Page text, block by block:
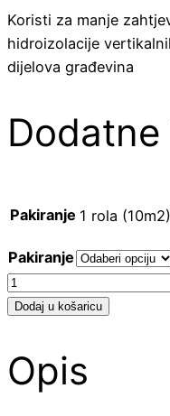
Koristi za manje
hidroizolacije
dijelova građevina
Pakiranje 1 rola
Pakiranje
Fragmat
Hidroterm
Dodaj u košaricu
Opis